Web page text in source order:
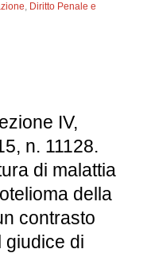
, Diritto Penale e
IV,
n. 11128.
di malattia
della
contrasto
giudice di